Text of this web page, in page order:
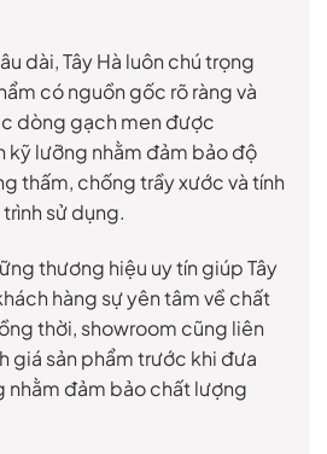
dài, Tây Hà luôn chú trọng
có nguồn gốc rõ ràng và
dòng gạch men được
kỹ lưỡng nhằm đảm bảo độ
thấm, chống trầy xước và tính
sử dụng.
thương hiệu uy tín giúp Tây
hàng sự yên tâm về chất
thời, showroom cũng liên
giá sản phẩm trước khi đưa
nhằm đảm bảo chất lượng